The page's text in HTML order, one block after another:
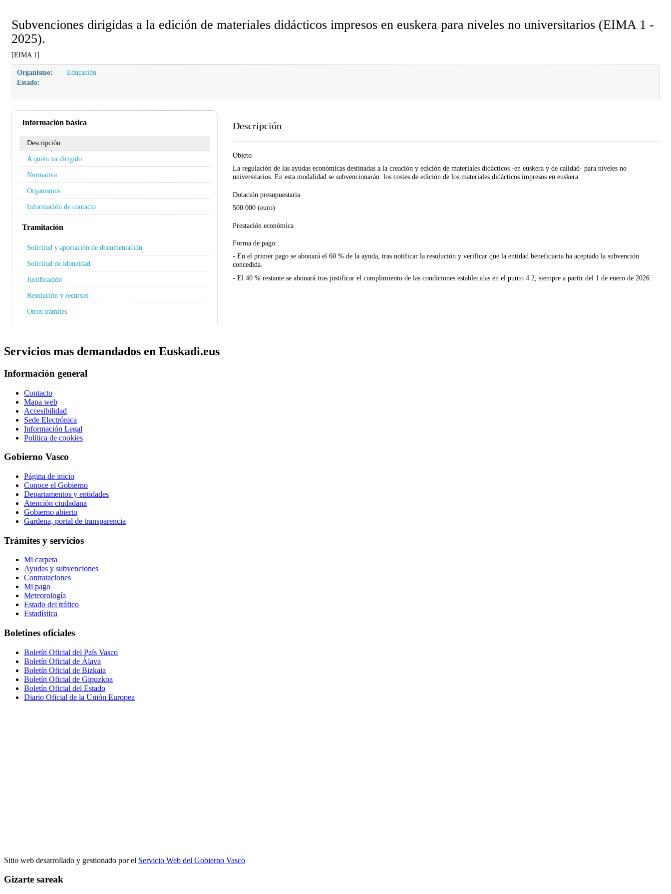
Subvenciones dirigidas a la edición de materiales didácticos impresos en euskera para niveles no universitarios (EIMA 1 -
2025).
[EIMA 1]
Organismo:
Educación
Estado:
Información básica
Descripción
A quién va dirigido
Normativa
Organismos
Información de contacto
Tramitación
Solicitud y aportación de documentación
Solicitud de idoneidad
Justificación
Resolución y recursos
Otros trámites
Descripción
Objeto
La regulación de las ayudas económicas destinadas a la creación y edición de materiales didácticos ‑en euskera y de calidad‑ para niveles no
universitarios. En esta modalidad se subvencionarán: los costes de edición de los materiales didácticos impresos en euskera.
Dotación presupuestaria
500.000 (euro)
Prestación económica
Forma de pago:
- En el primer pago se abonará el 60 % de la ayuda, tras notificar la resolución y verificar que la entidad beneficiaria ha aceptado la subvención
concedida.
- El 40 % restante se abonará tras justificar el cumplimiento de las condiciones establecidas en el punto 4.2, siempre a partir del 1 de enero de 2026.
Servicios mas demandados en Euskadi.eus
Información general
Contacto
Mapa web
Accesibilidad
Sede Electrónica
Información Legal
Política de cookies
Gobierno Vasco
Página de inicio
Conoce el Gobierno
Departamentos y entidades
Atención ciudadana
Gobierno abierto
Gardena, portal de transparencia
Trámites y servicios
Mi carpeta
Ayudas y subvenciones
Contrataciones
Mi pago
Meteorología
Estado del tráfico
Estadística
Boletines oficiales
Boletín Oficial del País Vasco
Boletín Oficial de Álava
Boletín Oficial de Bizkaia
Boletín Oficial de Gipuzkoa
Boletín Oficial del Estado
Diario Oficial de la Unión Europea
Sitio web desarrollado y gestionado por el Servicio Web del Gobierno Vasco
Gizarte sareak